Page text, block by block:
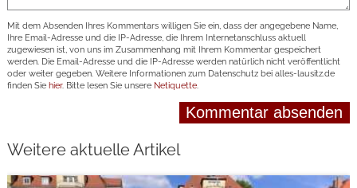
Mit dem Absenden Ihres Kommentars willigen Sie ein, dass der angegebene Name,
Ihre Email-Adresse und die IP-Adresse, die Ihrem Internetanschluss aktuell
zugewiesen ist, von uns im Zusammenhang mit Ihrem Kommentar gespeichert
werden. Die Email-Adresse und die IP-Adresse werden natürlich nicht veröffentlicht
oder weiter gegeben. Weitere Informationen zum Datenschutz bei alles-lausitz.de
finden Sie hier. Bitte lesen Sie unsere Netiquette.
Weitere aktuelle Artikel